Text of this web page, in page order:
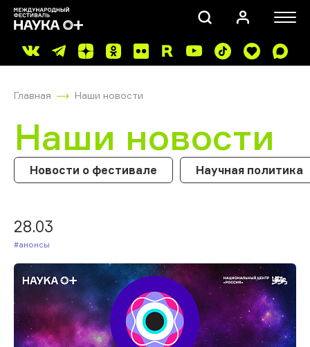
ПОИСК
Главная Наши новости
Наши новости
Новости о фестивале Научная политика
28.03
#Анонсы